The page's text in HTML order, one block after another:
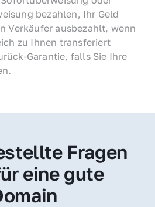
bezahlen, Ihr Geld
Verkäufer ausbezahlt, wenn
zu Ihnen transferiert
Garantie, falls Sie Ihre
Fragen
eine gute